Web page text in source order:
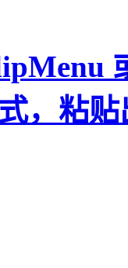
，粘